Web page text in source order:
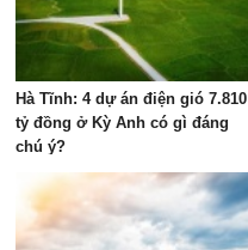
Hà Tĩnh: 4 dự án điện gió 7.810
tỷ đồng ở Kỳ Anh có gì đáng
chú ý?